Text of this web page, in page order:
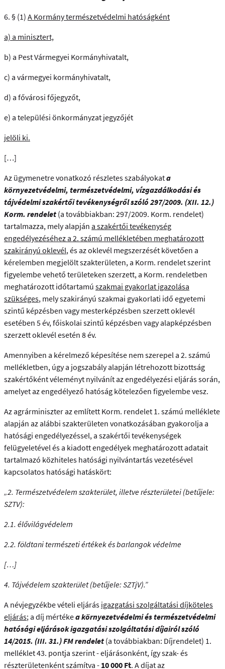
6. § (1) A Kormány természetvédelmi hatóságként
a) a minisztert,
b) a Pest Vármegyei Kormányhivatalt,
c) a vármegyei kormányhivatalt,
d) a fővárosi főjegyzőt,
e) a települési önkormányzat jegyzőjét
jelöli ki.
[…]
Az ügymenetre vonatkozó részletes szabályokata
környezetvédelmi, természetvédelmi, vízgazdálkodási és
tájvédelmi szakértői tevékenységről szóló 297/2009. (XII. 12.)
Korm. rendelet (a továbbiakban: 297/2009. Korm. rendelet)
tartalmazza, mely alapján a szakértői tevékenység
engedélyezéséhez a 2. számú mellékletében meghatározott
szakirányú oklevél, és az oklevél megszerzését követően a
kérelemben megjelölt szakterületen, a Korm. rendelet szerint
figyelembe vehető területeken szerzett, a Korm. rendeletben
meghatározott időtartamú szakmai gyakorlat igazolása
szükséges, mely szakirányú szakmai gyakorlati idő egyetemi
szintű képzésben vagy mesterképzésben szerzett oklevél
esetében 5 év, főiskolai szintű képzésben vagy alapképzésben
szerzett oklevél esetén 8 év.
Amennyiben a kérelmező képesítése nem szerepel a 2. számú
mellékletben, úgy a jogszabály alapján létrehozott bizottság
szakértőként véleményt nyilvánít az engedélyezési eljárás során,
amelyet az engedélyező hatóság kötelezően figyelembe vesz.
Az agrárminiszter az említett Korm. rendelet 1. számú melléklete
alapján az alábbi szakterületen vonatkozásában gyakorolja a
hatósági engedélyezéssel, a szakértői tevékenységek
felügyeletével és a kiadott engedélyek meghatározott adatait
tartalmazó közhiteles hatósági nyilvántartás vezetésével
kapcsolatos hatósági hatáskört:
„2. Természetvédelem szakterület, illetve részterületei (betűjele:
SZTV):
2.1. élővilágvédelem
2.2. földtani természeti értékek és barlangok védelme
[…]
4. Tájvédelem szakterület (betűjele: SZTjV).”
A névjegyzékbe vételi eljárás igazgatási szolgáltatási díjköteles
eljárás; a díj mértékea környezetvédelmi és természetvédelmi
hatósági eljárások igazgatási szolgáltatási díjairól szóló
14/2015. (III. 31.) FM rendelet (a továbbiakban: Díjrendelet) 1.
melléklet 43. pontja szerint - eljárásonként, így szak- és
részterületenként számítva - 10 000 Ft. A díjat az